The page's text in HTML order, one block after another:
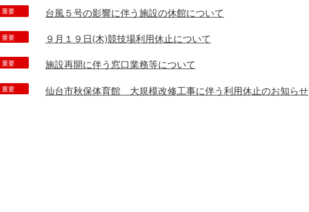
重要
台風５号の影響に伴う施設の休館について
重要
９月１９日(木)競技場利用休止について
重要
施設再開に伴う窓口業務等について
重要 仙台市秋保体育館 大規模改修工事に伴う利用休止のお知らせ